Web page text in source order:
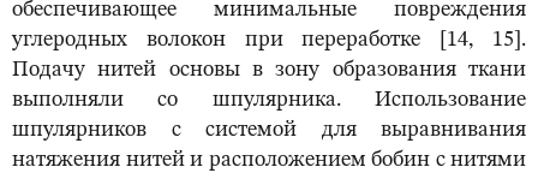
обеспечивающее минимальные повреждения
углеродных волокон при переработке [14, 15].
Подачу нитей основы в зону образования ткани
выполняли со шпулярника. Использование
шпулярников с системой для выравнивания
натяжения нитей и расположением бобин с нитями